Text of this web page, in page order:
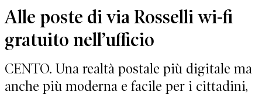
Alle poste di via Rosselli wi-fi
gratuito nell’ufficio
CENTO. Una realtà postale più digitale ma
anche più moderna e facile per i cittadini,